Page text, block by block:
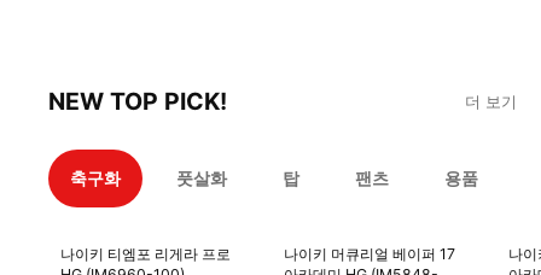
NEW TOP PICK! 더 보기
축구화 풋살화 탑 팬츠 용품
나이키 티엠포 리게라 프로
나이키 머큐리얼 베이퍼 17
나